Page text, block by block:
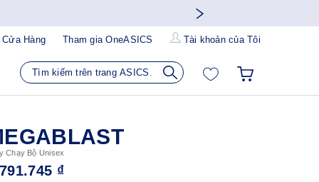
Hàng Tham gia OneASICS Tài khoản của Tôi
Chạy Bộ Unisex
₫